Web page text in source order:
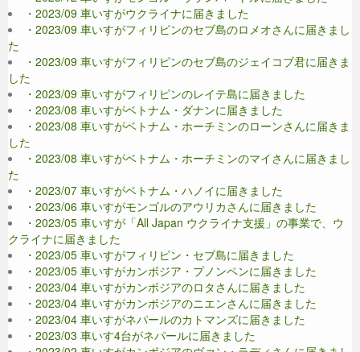
・2023/09 車いすがウクライナに届きました
・2023/09 車いすがフィリピンのセブ島のロメオさんに届きまし
た
・2023/09 車いすがフィリピンのセブ島のジェイコブ君に届きま
した
・2023/09 車いすがフィリピンのレイテ島に届きました
・2023/08 車いすがベトナム・ダナンに届きました
・2023/08 車いすがベトナム・ホーチミンのローンさんに届きま
した
・2023/08 車いすがベトナム・ホーチミンのマイさんに届きまし
た
・2023/07 車いすがベトナム・ハノイに届きました
・2023/06 車いすがモンゴルのアウリカさんに届きました
・2023/05 車いすが「All Japan ウクライナ支援」の事業で、ウ
クライナに届きました
・2023/05 車いすがフィリピン・セブ島に届きました
・2023/05 車いすがカンボジア・プノンペンに届きました
・2023/04 車いすがカンボジアのロタさんに届きました
・2023/04 車いすがカンボジアのニエンさんに届きました
・2023/04 車いすがネパールのカトマンズに届きました
・2023/03 車いす4台がネパールに届きました